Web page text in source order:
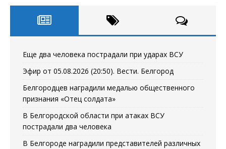
Еще два человека пострадали при ударах ВСУ
Эфир от 05.08.2026 (20:50). Вести. Белгород
Белгородцев наградили медалью общественного
признания «Отец солдата»
В Белгородской области при атаках ВСУ
пострадали два человека
В Белгороде наградили представителей различных